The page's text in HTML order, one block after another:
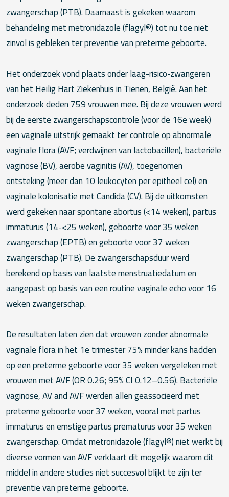
zwangerschap (PTB). Daarnaast is gekeken waarom
behandeling met metronidazole (flagyl®) tot nu toe niet
zinvol is gebleken ter preventie van preterme geboorte.
Het onderzoek vond plaats onder laag-risico-zwangeren
van het Heilig Hart Ziekenhuis in Tienen, België. Aan het
onderzoek deden 759 vrouwen mee. Bij deze vrouwen werd
bij de eerste zwangerschapscontrole (voor de 16e week)
een vaginale uitstrijk gemaakt ter controle op abnormale
vaginale flora (AVF; verdwijnen van lactobacillen), bacteriële
vaginose (BV), aerobe vaginitis (AV), toegenomen
ontsteking (meer dan 10 leukocyten per epitheel cel) en
vaginale kolonisatie met Candida (CV). Bij de uitkomsten
werd gekeken naar spontane abortus (<14 weken), partus
immaturus (14-<25 weken), geboorte voor 35 weken
zwangerschap (EPTB) en geboorte voor 37 weken
zwangerschap (PTB). De zwangerschapsduur werd
berekend op basis van laatste menstruatiedatum en
aangepast op basis van een routine vaginale echo voor 16
weken zwangerschap.
De resultaten laten zien dat vrouwen zonder abnormale
vaginale flora in het 1e trimester 75% minder kans hadden
op een preterme geboorte voor 35 weken vergeleken met
vrouwen met AVF (OR 0.26; 95% CI 0.12–0.56). Bacteriële
vaginose, AV and AVF werden allen geassocieerd met
preterme geboorte voor 37 weken, vooral met partus
immaturus en ernstige partus prematurus voor 35 weken
zwangerschap. Omdat metronidazole (flagyl®) niet werkt bij
diverse vormen van AVF verklaart dit mogelijk waarom dit
middel in andere studies niet succesvol blijkt te zijn ter
preventie van preterme geboorte.